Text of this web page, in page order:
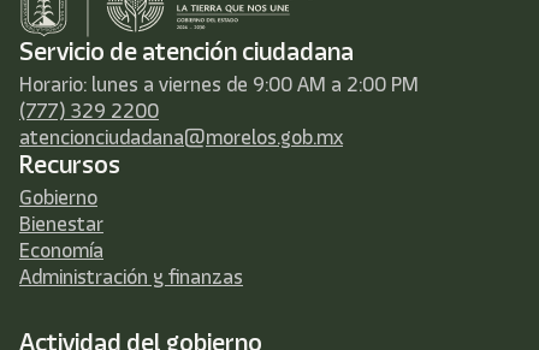
Servicio de atención ciudadana
Horario: lunes a viernes de 9:00 AM a 2:00 PM
(777) 329 2200
atencionciudadana@morelos.gob.mx
Recursos
Gobierno
Bienestar
Economía
Administración y finanzas
Actividad del gobierno